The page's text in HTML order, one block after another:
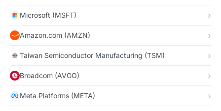
Microsoft (MSFT)
Amazon.com (AMZN)
Taiwan Semiconductor Manufacturing (TSM)
Broadcom (AVGO)
Meta Platforms (META)